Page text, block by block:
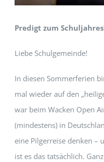
Predigt zum
Liebe Schulgemeinde!
In diesen Sommerferien
mal wieder auf den
war beim Wacken Open
(mindestens) in
eine Pilgerreise denken –
ist es das tatsächlich.